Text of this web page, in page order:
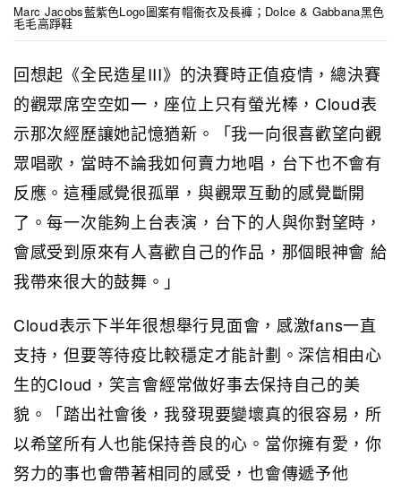
Marc Jacobs藍紫色Logo圖案有帽衞衣及長褲；Dolce & Gabbana黑色
毛毛高踭鞋
回想起《全民造星III》的決賽時正值疫情，總決賽
的觀眾席空空如一，座位上只有螢光棒，Cloud表
示那次經歷讓她記憶猶新。「我一向很喜歡望向觀
眾唱歌，當時不論我如何賣力地唱，台下也不會有
反應。這種感覺很孤單，與觀眾互動的感覺斷開
了。每一次能夠上台表演，台下的人與你對望時，
會感受到原來有人喜歡自己的作品，那個眼神會 給
我帶來很大的鼓舞。」
Cloud表示下半年很想舉行見面會，感激fans一直
支持，但要等待疫比較穩定才能計劃。深信相由心
生的Cloud，笑言會經常做好事去保持自己的美
貌。「踏出社會後，我發現要變壞真的很容易，所
以希望所有人也能保持善良的心。當你擁有愛，你
努力的事也會帶著相同的感受，也會傳遞予他